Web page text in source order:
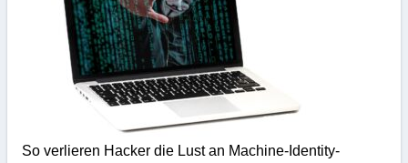
So verlieren Hacker die Lust an Machine-Identity-